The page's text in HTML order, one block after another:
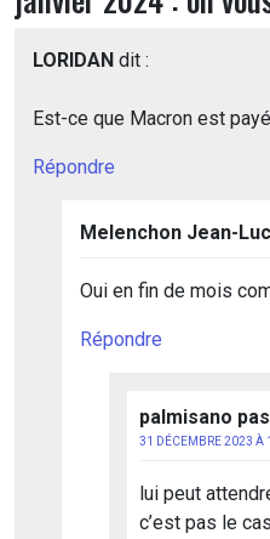
LORIDAN dit :
Est-ce que Macron est
Répondre
Melenchon Jean-Luc
Oui en fin de mois
Répondre
palmisano
31 DÉCEMBRE 2023 À
lui peut
c’est pas le